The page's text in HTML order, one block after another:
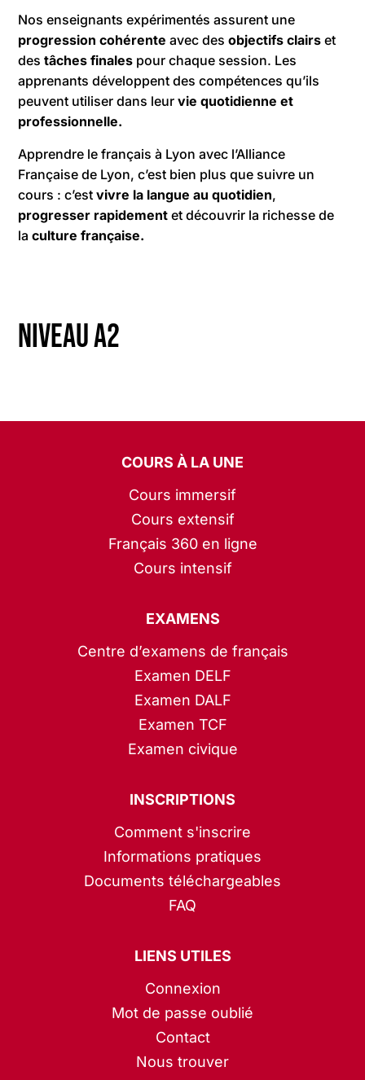
Nos enseignants expérimentés assurent une
progression cohérente avec desobjectifs clairs et
destâches finales pour chaque session. Les
apprenants développent des compétences qu’ils
peuvent utiliser dans leur vie quotidienne et
professionnelle.
Apprendre le français à Lyon avec l’Alliance
Française de Lyon, c’est bien plus que suivre un
cours : c’estvivre la langue au quotidien,
progresser rapidement et découvrir la richesse de
la culture française.
Niveau A2
COURS À LA UNE
Cours immersif
Cours extensif
Français 360 en ligne
Cours intensif
EXAMENS
Centre d’examens de français
Examen DELF
Examen DALF
Examen TCF
Examen civique
INSCRIPTIONS
Comment s'inscrire
Informations pratiques
Documents téléchargeables
FAQ
LIENS UTILES
Connexion
Mot de passe oublié
Contact
Nous trouver